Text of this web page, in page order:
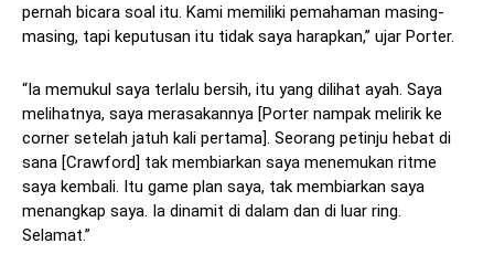
pernah bicara soal itu. Kami memiliki pemahaman masing-
masing, tapi keputusan itu tidak saya harapkan,” ujar Porter.
“Ia memukul saya terlalu bersih, itu yang dilihat ayah. Saya
melihatnya, saya merasakannya [Porter nampak melirik ke
corner setelah jatuh kali pertama]. Seorang petinju hebat di
sana [Crawford] tak membiarkan saya menemukan ritme
saya kembali. Itu game plan saya, tak membiarkan saya
menangkap saya. Ia dinamit di dalam dan di luar ring.
Selamat.”